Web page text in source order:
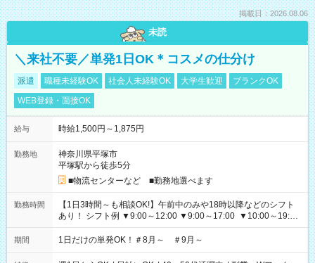
掲載日：2026.08.06
未読
＼来社不要／単発1日OK＊コスメの仕分け
派遣 職種未経験OK 社会人未経験OK 大学生歓迎
ブランクOK
WEB登録・面接OK
給与 時給1,500円～1,875円
勤務地
神奈川県平塚市
平塚駅から徒歩5分
■物流センターなど ■勤務地選べます
勤務時間
【1日3時間～も相談OK!】午前中のみや18時以降などのシフト
あり！ シフト例 ▼9:00～12:00 ▼9:00～17:00 ▼10:00～19:00
▼18:00～21:00
期間 1日だけの単発OK！＃8月～ ＃9月～